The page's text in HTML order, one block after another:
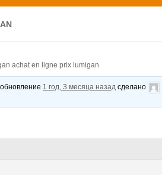
achat en ligne prix lumigan
1 год, 3 месяца назад сделано